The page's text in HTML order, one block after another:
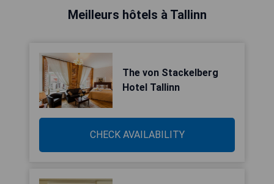
Meilleurs hôtels à Tallinn
The von Stackelberg
Hotel Tallinn
CHECK AVAILABILITY